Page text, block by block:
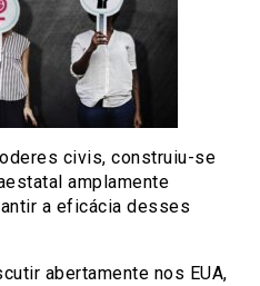
civis, construiu-se
amplamente
a eficácia desses
abertamente nos EUA,